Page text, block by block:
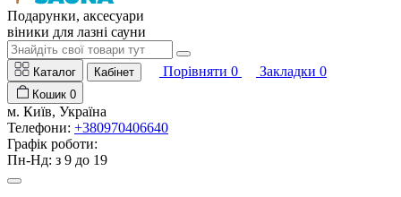
Подарунки, аксесуари
віники для лазні сауни
Каталог Кабінет Порівняти 0 Закладки 0
Кошик 0
м. Київ, Україна
Телефони: +380970406640
Графік роботи:
Пн-Нд: з 9 до 19